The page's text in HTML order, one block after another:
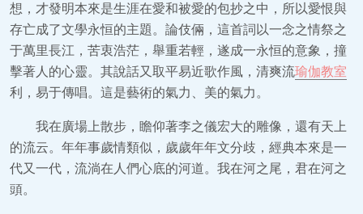
想，才發明本來是生涯在愛和被愛的包抄之中，所以愛恨與
存亡成了文學永恒的主題。論伎倆，這首詞以一念之情祭之
于萬里長江，苦衷浩茫，舉重若輕，遂成一永恒的意象，撞
擊著人的心靈。其說話又取平易近歌作風，清爽流瑜伽教室
利，易于傳唱。這是藝術的氣力、美的氣力。
我在廣場上散步，瞻仰著李之儀宏大的雕像，還有天上
的流云。年年事歲情類似，歲歲年年文分歧，經典本來是一
代又一代，流淌在人們心底的河道。我在河之尾，君在河之
頭。